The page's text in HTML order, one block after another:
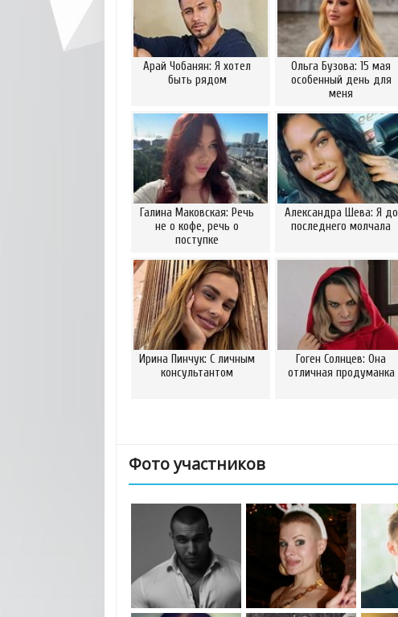
Арай Чобанян: Я хотел
быть рядом
Ольга Бузова: 15 мая
особенный день для
меня
Галина Маковская: Речь
не о кофе, речь о
поступке
Александра Шева: Я до
последнего молчала
Ирина Пинчук: С личным
консультантом
Гоген Солнцев: Она
отличная продуманка
Фото участников